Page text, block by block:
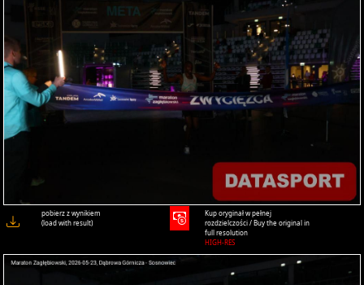
pobierz z wynikiem
(load with result)
Kup oryginał w pełnej
rozdzielczości / Buy the original in
full resolution
HIGH-RES